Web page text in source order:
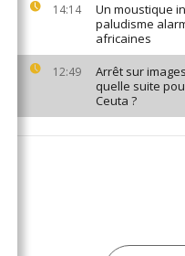
14:14
Un moustique
paludisme
africaines
12:49
Arrêt sur
quelle suite
Ceuta ?